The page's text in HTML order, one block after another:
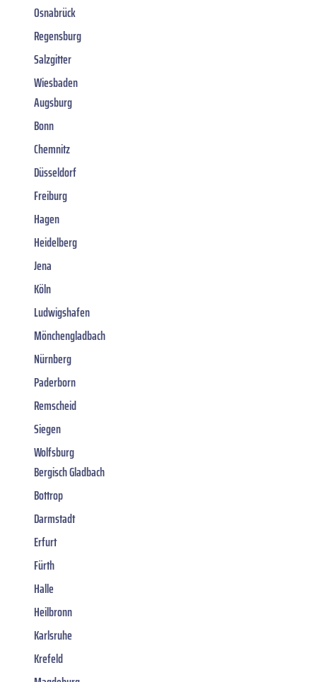
Osnabrück
Regensburg
Salzgitter
Wiesbaden
Augsburg
Bonn
Chemnitz
Düsseldorf
Freiburg
Hagen
Heidelberg
Jena
Köln
Ludwigshafen
Mönchengladbach
Nürnberg
Paderborn
Remscheid
Siegen
Wolfsburg
Bergisch Gladbach
Bottrop
Darmstadt
Erfurt
Fürth
Halle
Heilbronn
Karlsruhe
Krefeld